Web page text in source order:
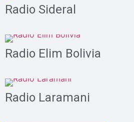
Radio Sideral
Radio Elim Bolivia
Radio Laramani